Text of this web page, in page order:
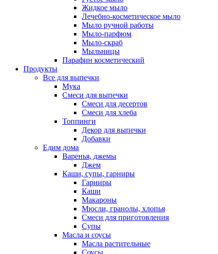
Жидкое мыло
Лечебно-косметическое мыло
Мыло ручной работы
Мыло-парфюм
Мыло-скраб
Мыльницы
Парафин косметический
Продукты
Все для выпечки
Мука
Смеси для выпечки
Смеси для десертов
Смеси для хлеба
Топпинги
Декор для выпечки
Добавки
Едим дома
Варенья, джемы
Джем
Каши, супы, гарниры
Гарниры
Каши
Макароны
Мюсли, гранолы, хлопья
Смеси для приготовления
Супы
Масла и соусы
Масла растительные
Соусы